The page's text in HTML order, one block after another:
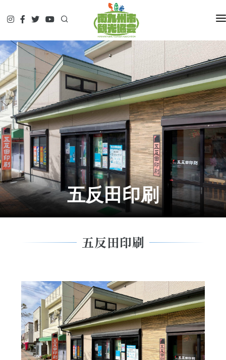
HOME
観て
遊んで
食べて
泊まって
やってみる
調べる
ガイド予約▷
予約・問合せ・パンフ
交通関連
五反田印刷
五反田印刷